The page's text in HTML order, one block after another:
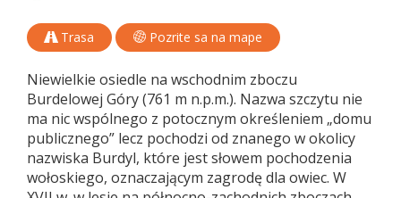
Trasa Pozrite sa na mape
Niewielkie osiedle na wschodnim zboczu
Burdelowej Góry (761 m n.p.m.). Nazwa szczytu nie
ma nic wspólnego z potocznym określeniem „domu
publicznego” lecz pochodzi od znanego w okolicy
nazwiska Burdyl, które jest słowem pochodzenia
wołoskiego, oznaczającym zagrodę dla owiec. W